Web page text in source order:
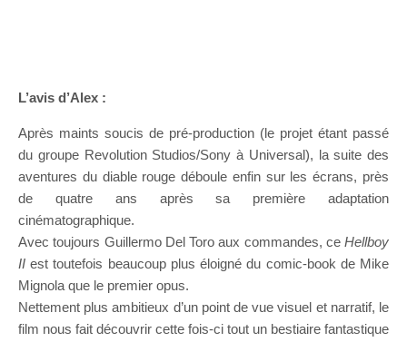
L’avis d’Alex :
Après maints soucis de pré-production (le projet étant passé
du groupe Revolution Studios/Sony à Universal), la suite des
aventures du diable rouge déboule enfin sur les écrans, près
de quatre ans après sa première adaptation
cinématographique.
Avec toujours Guillermo Del Toro aux commandes, ce Hellboy
II est toutefois beaucoup plus éloigné du comic-book de Mike
Mignola que le premier opus.
Nettement plus ambitieux d’un point de vue visuel et narratif, le
film nous fait découvrir cette fois-ci tout un bestiaire fantastique